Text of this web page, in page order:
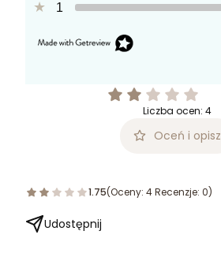
1
Liczba ocen: 4
Oceń i opisz
1.75(Oceny: 4 Recenzje: 0)
Udostępnij